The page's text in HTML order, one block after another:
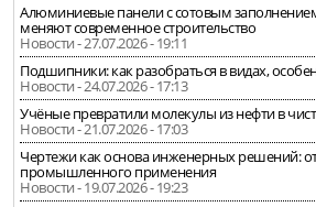
Алюминиевые панели с сотовым
меняют современное строительство
Новости - 27.07.2026 - 19:11
Подшипники: как разобраться в видах,
Новости - 24.07.2026 - 17:13
Учёные превратили молекулы из нефти в
Новости - 21.07.2026 - 17:03
Чертежи как основа инженерных решений:
промышленного применения
Новости - 19.07.2026 - 19:23